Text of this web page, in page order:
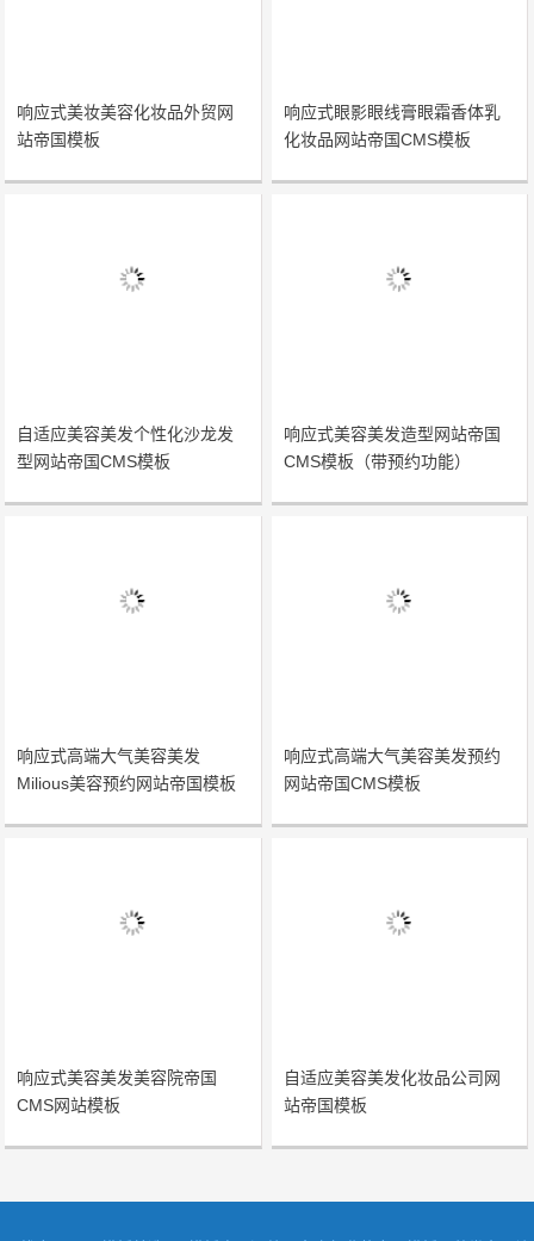
响应式美妆美容化妆品外贸网
站帝国模板
响应式眼影眼线膏眼霜香体乳
化妆品网站帝国CMS模板
自适应美容美发个性化沙龙发
型网站帝国CMS模板
响应式美容美发造型网站帝国
CMS模板（带预约功能）
响应式高端大气美容美发
Milious美容预约网站帝国模板
响应式高端大气美容美发预约
网站帝国CMS模板
响应式美容美发美容院帝国
CMS网站模板
自适应美容美发化妆品公司网
站帝国模板